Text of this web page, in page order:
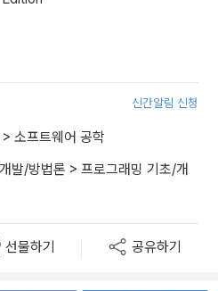
신간알림 신청
> 소프트웨어 공학
발/방법론 > 프로그래밍 기초/개
선물하기 공유하기